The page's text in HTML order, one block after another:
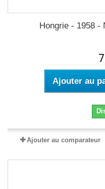
Hongrie - 1958 -
Ajouter au
Ajouter au comparateur